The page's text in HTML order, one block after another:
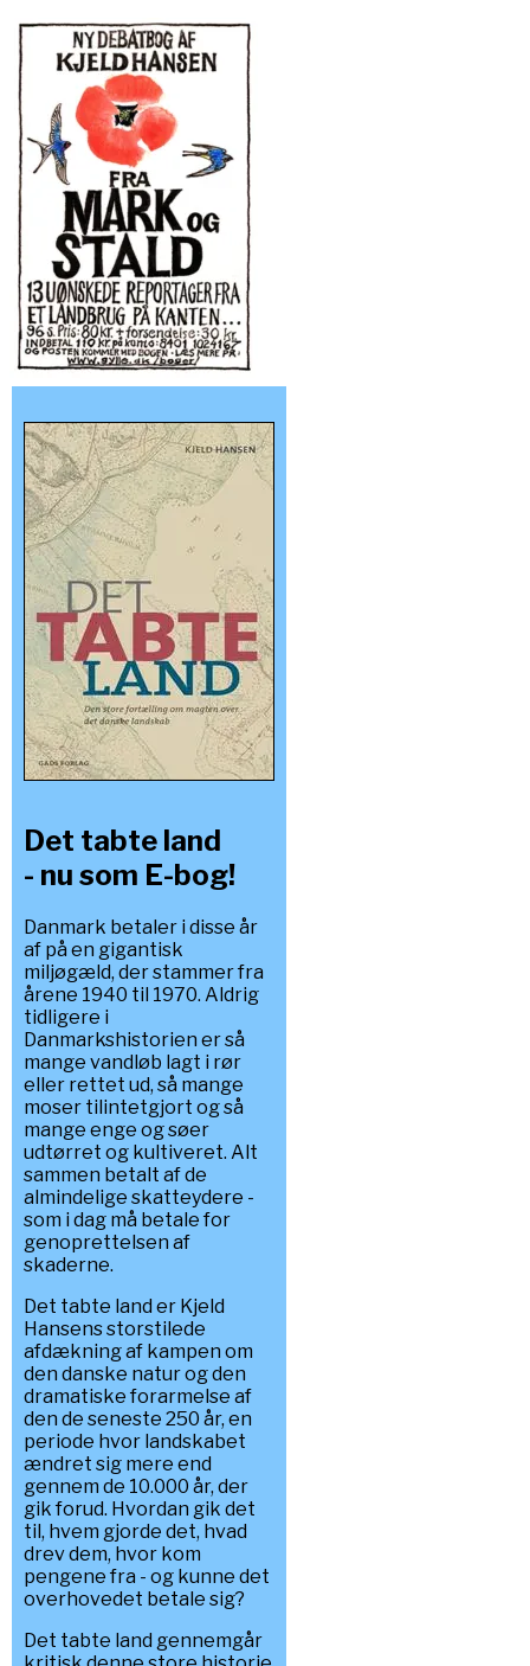
Det tabte land
- nu som E-bog!
Danmark betaler i disse år
af på en gigantisk
miljøgæld, der stammer fra
årene 1940 til 1970. Aldrig
tidligere i
Danmarkshistorien er så
mange vandløb lagt i rør
eller rettet ud, så mange
moser tilintetgjort og så
mange enge og søer
udtørret og kultiveret. Alt
sammen betalt af de
almindelige skatteydere -
som i dag må betale for
genoprettelsen af
skaderne.
Det tabte land er Kjeld
Hansens storstilede
afdækning af kampen om
den danske natur og den
dramatiske forarmelse af
den de seneste 250 år, en
periode hvor landskabet
ændret sig mere end
gennem de 10.000 år, der
gik forud. Hvordan gik det
til, hvem gjorde det, hvad
drev dem, hvor kom
pengene fra - og kunne det
overhovedet betale sig?
Det tabte land gennemgår